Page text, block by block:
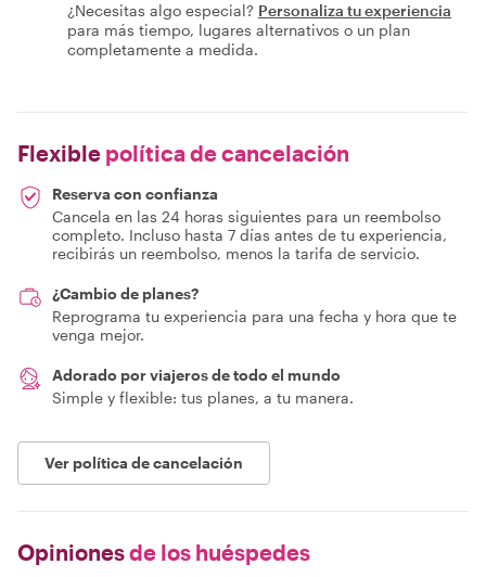
¿Necesitas algo especial? Personaliza tu experiencia
para más tiempo, lugares alternativos o un plan
completamente a medida.
Flexible política de cancelación
Reserva con confianza
Cancela en las 24 horas siguientes para un reembolso
completo. Incluso hasta 7 días antes de tu experiencia,
recibirás un reembolso, menos la tarifa de servicio.
¿Cambio de planes?
Reprograma tu experiencia para una fecha y hora que te
venga mejor.
Adorado por viajeros de todo el mundo
Simple y flexible: tus planes, a tu manera.
Ver política de cancelación
Opinionesde los huéspedes